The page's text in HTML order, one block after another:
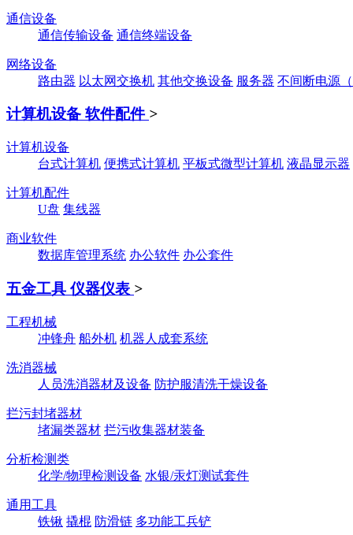
通信设备
通信传输设备 通信终端设备
网络设备
路由器 以太网交换机 其他交换设备 服务器 不间断电源
计算机设备 软件配件 >
计算机设备
台式计算机 便携式计算机 平板式微型计算机 液晶显示器
计算机配件
U盘 集线器
商业软件
数据库管理系统 办公软件 办公套件
五金工具 仪器仪表 >
工程机械
冲锋舟 船外机 机器人成套系统
洗消器械
人员洗消器材及设备 防护服清洗干燥设备
拦污封堵器材
堵漏类器材 拦污收集器材装备
分析检测类
化学/物理检测设备 水银/汞灯测试套件
通用工具
铁锹 撬棍 防滑链 多功能工兵铲